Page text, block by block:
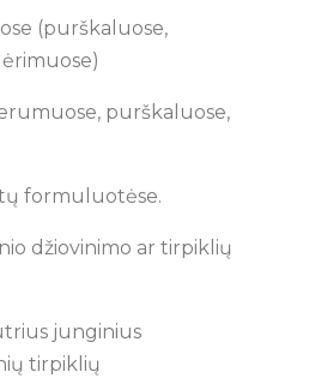
(purškaluose,
purškaluose,
formuluotėse.
džiovinimo ar tirpiklių
junginius
tirpiklių